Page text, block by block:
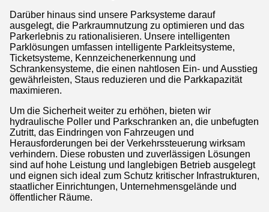
Darüber hinaus sind unsere Parksysteme darauf
ausgelegt, die Parkraumnutzung zu optimieren und das
Parkerlebnis zu rationalisieren. Unsere intelligenten
Parklösungen umfassen intelligente Parkleitsysteme,
Ticketsysteme, Kennzeichenerkennung und
Schrankensysteme, die einen nahtlosen Ein- und Ausstieg
gewährleisten, Staus reduzieren und die Parkkapazität
maximieren.
Um die Sicherheit weiter zu erhöhen, bieten wir
hydraulische Poller und Parkschranken an, die unbefugten
Zutritt, das Eindringen von Fahrzeugen und
Herausforderungen bei der Verkehrssteuerung wirksam
verhindern. Diese robusten und zuverlässigen Lösungen
sind auf hohe Leistung und langlebigen Betrieb ausgelegt
und eignen sich ideal zum Schutz kritischer Infrastrukturen,
staatlicher Einrichtungen, Unternehmensgelände und
öffentlicher Räume.